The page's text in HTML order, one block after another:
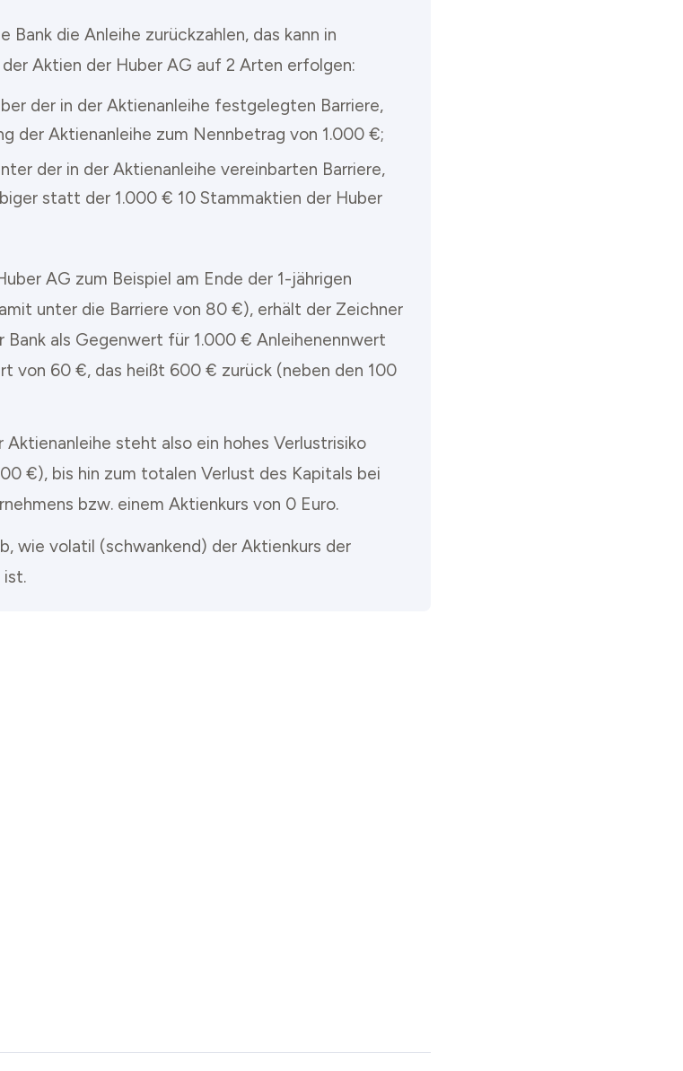
Bank die Anleihe zurückzahlen, das kann in
Aktien der Huber AG auf 2 Arten erfolgen:
der in der Aktienanleihe festgelegten Barriere,
der Aktienanleihe zum Nennbetrag von 1.000 €;
der in der Aktienanleihe vereinbarten Barriere,
statt der 1.000 € 10 Stammaktien der Huber
AG zum Beispiel am Ende der 1-jährigen
unter die Barriere von 80 €), erhält der Zeichner
Bank als Gegenwert für 1.000 € Anleihenennwert
von 60 €, das heißt 600 € zurück (neben den 100
Aktienanleihe steht also ein hohes Verlustrisiko
€), bis hin zum totalen Verlust des Kapitals bei
bzw. einem Aktienkurs von 0 Euro.
wie volatil (schwankend) der Aktienkurs der
ist.